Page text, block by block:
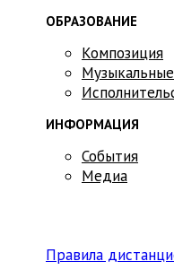
ОБРАЗОВАНИЕ
Композиция
ИНФОРМАЦИЯ
События
Медиа
Правила